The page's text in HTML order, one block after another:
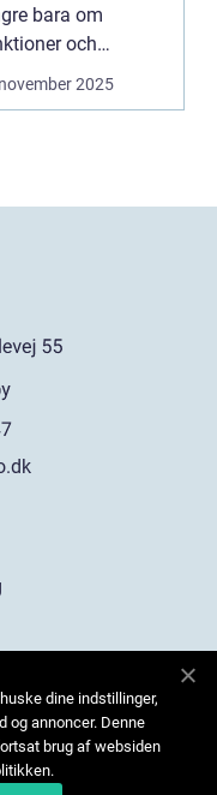
bara om
och
2025
dine indstillinger,
og annoncer. Denne
brug af websiden